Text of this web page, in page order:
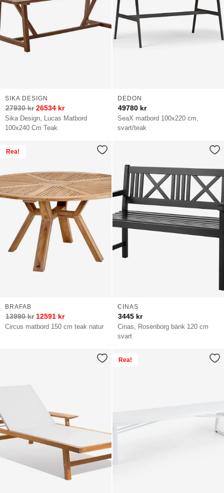
Sika Design, Lucas Matbord
100x240 Cm Teak
SIKA DESIGN
27930kr 26534 kr
SeaX matbord 100x220 cm,
svart/teak
DEDON
49780 kr
Rea!
Circus matbord 150 cm teak natur
BRAFAB
13990kr 12591 kr
Cinas, Rosenborg bänk 120 cm
svart
CINAS
3445 kr
Rea!